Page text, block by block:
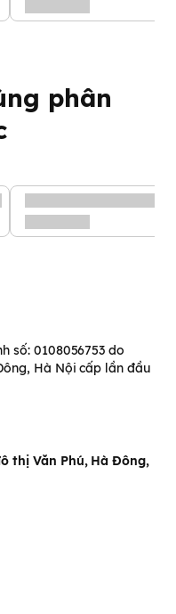
phân
số: 0108056753 do
Hà Nội cấp lần đầu
thị Văn Phú, Hà Đông,